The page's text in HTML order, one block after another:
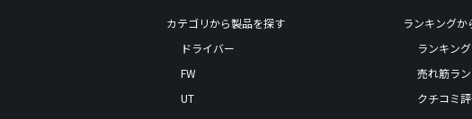
カテゴリから製品を探す
ドライバー
FW
UT
ランキングか
ランキン
売れ筋ラ
クチコミ